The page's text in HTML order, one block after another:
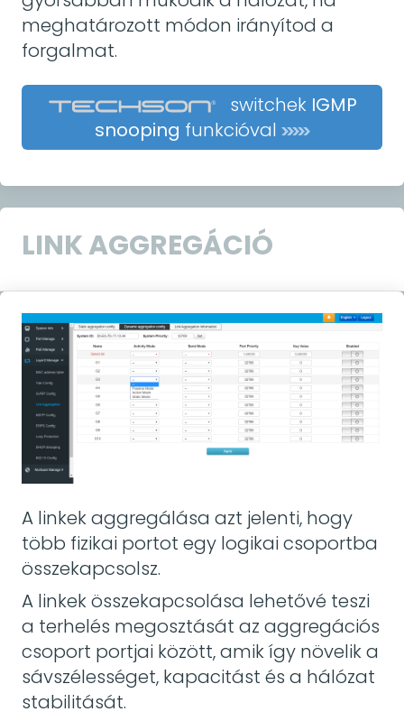
meghatározott módon irányítod a
forgalmat.
switchek IGMP
snooping funkcióval
LINK AGGREGÁCIÓ
A linkek aggregálása azt jelenti, hogy
több fizikai portot egy logikai csoportba
összekapcsolsz.
A linkek összekapcsolása lehetővé teszi
a terhelés megosztását az aggregációs
csoport portjai között, amik így növelik a
sávszélességet, kapacitást és a hálózat
stabilitását.